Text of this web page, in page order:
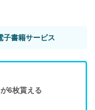
子書籍サービス
6枚貰える